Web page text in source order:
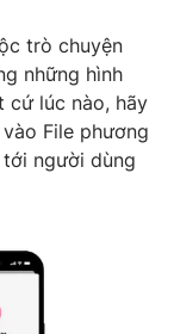
483/GP-BTTTT
trò chuyện
những hình
cứ lúc nào, hãy
File phương
người dùng